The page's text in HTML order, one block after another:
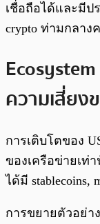
เชื่อถือได้และมีป
crypto ท่ามกลาง
ความเสี่ย
การเติบโตของ
ของเครือข่ายเท่า
ได้มี stablecoins,
การขยายตัวอย่า